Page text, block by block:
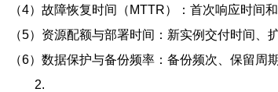
（4）故障恢复时间（MTTR）：首次响应时间
（5）资源配额与部署时间：新实例交付时间、
（6）数据保护与备份频率：备份频次、保留周
2.